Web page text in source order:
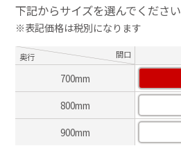
下記からサイズを選んでください
※表記価格は税別になります
奥行 間口
700mm
800mm
900mm